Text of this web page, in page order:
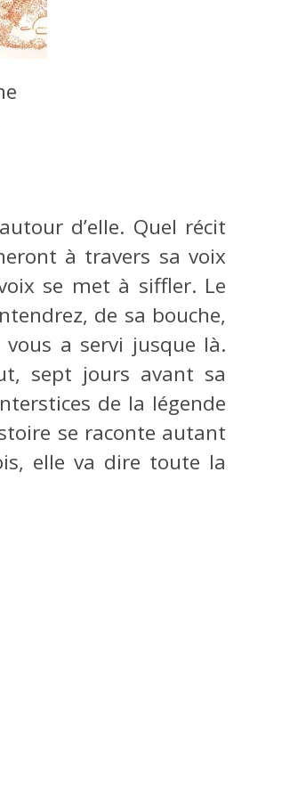
d’elle. Quel récit
à travers sa voix
se met à siffler. Le
de sa bouche,
a servi jusque là.
sept jours avant sa
de la légende
se raconte autant
elle va dire toute la